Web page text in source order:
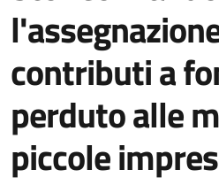
contributi a
perduto alle
piccole